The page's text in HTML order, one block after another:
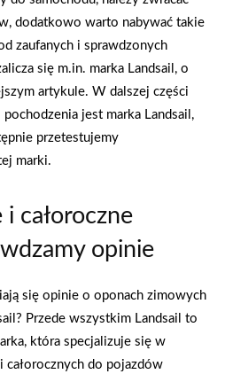
dodatkowo warto nabywać takie
zaufanych i sprawdzonych
się m.in. marka Landsail, o
artykule. W dalszej części
jest marka Landsail,
przetestujemy
marki.
całoroczne
opinie
się opinie o oponach zimowych
Przede wszystkim Landsail to
która specjalizuje się w
do pojazdów